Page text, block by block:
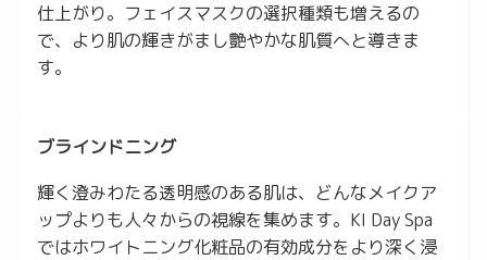
仕上がり。フェイスマスクの選択種類も増えるの
で、より肌の輝きがまし艶やかな肌質へと導きま
す。
ブラインドニング
輝く澄みわたる透明感のある肌は、どんなメイクア
ップよりも人々からの視線を集めます。KI Day Spa
ではホワイトニング化粧品の有効成分をより深く浸